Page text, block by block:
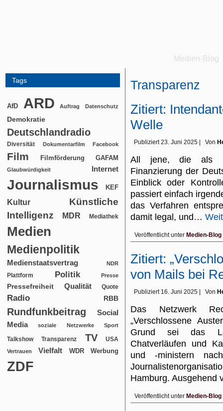
Medien-Blog
Tags
AfD ARD Auftrag Datenschutz
Demokratie
Deutschlandradio
Diversität Dokumentarfilm Facebook
Film Filmförderung GAFAM
Glaubwürdigkeit Internet
Journalismus KEF
Kultur
Künstliche
Intelligenz
MDR Mediathek
Medien
Medienpolitik
Medienstaatsvertrag NDR
Plattform Politik Presse
Pressefreiheit Qualität Quote
Radio RBB
Rundfunkbeitrag
Social
Media
soziale Netzwerke Sport
Talkshow Transparenz TV USA
Vertrauen Vielfalt WDR Werbung
ZDF
Transparenz
Zitiert:
Welle
Publiziert 23. Juni 2025 Von
All jene, die als
Finanzierung der
Einblick oder
passiert einfach
das Verfahren
damit legal, und…
Veröffentlicht unter Medien-Blog
Zitiert:
von Mails bei
Publiziert 16. Juni 2025 Von
Das Netzwerk
„Verschlossene
Grund sei das
Chatverläufen und
und -ministern
Hamburg.
Veröffentlicht unter Medien-Blog